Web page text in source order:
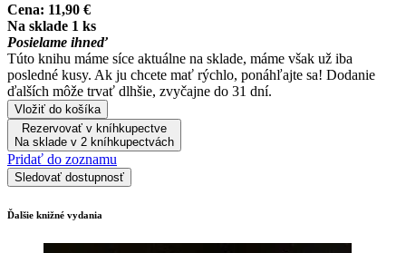
Cena: 11,90 €
Na sklade 1 ks
Posielame ihneď
Túto knihu máme síce aktuálne na sklade, máme však už iba
posledné kusy. Ak ju chcete mať rýchlo, ponáhľajte sa! Dodanie
ďalších môže trvať dlhšie, zvyčajne do 31 dní.
Vložiť do košíka
Rezervovať v kníhkupectve
Na sklade v 2 kníhkupectvách
Pridať do zoznamu
Sledovať dostupnosť
Ďalšie knižné vydania